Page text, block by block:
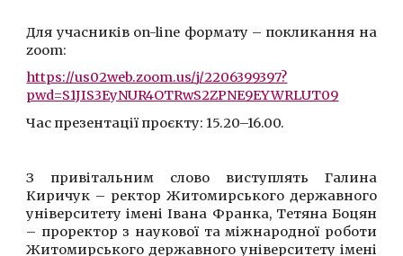
Для учасників on-line формату – покликання на
zoom:
https://us02web.zoom.us/j/2206399397?
pwd=S1JIS3EyNUR4OTRwS2ZPNE9EYWRLUT09
Час презентації проєкту: 15.20–16.00.
З привітальним слово виступлять Галина
Киричук – ректор Житомирського державного
університету імені Івана Франка, Тетяна Боцян
– проректор з наукової та міжнародної роботи
Житомирського державного університету імені